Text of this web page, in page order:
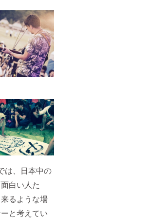
は、日本中の
白い人た
るような場
と考えてい